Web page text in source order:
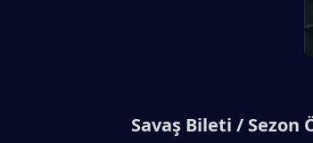
Savaş Bileti / Sezon